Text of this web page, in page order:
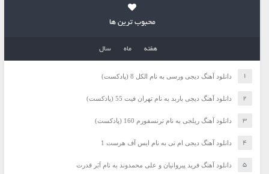
محبوب ترین ها
هفته ماه سال
دانلود آهنگ دیجی ورسی به نام الکل 8 (پادکست)
دانلود آهنگ دیجی باربد به نام تهران فیت 55 (پادکست)
دانلود آهنگ ریلجی به نام ترنسفورم 160 (پادکست)
دانلود آهنگ دیجی ام تی به نام ایس آف هرست 1
دانلود آهنگ فرید پیروانیان و علی محمدوند به نام اَبَر قدرت